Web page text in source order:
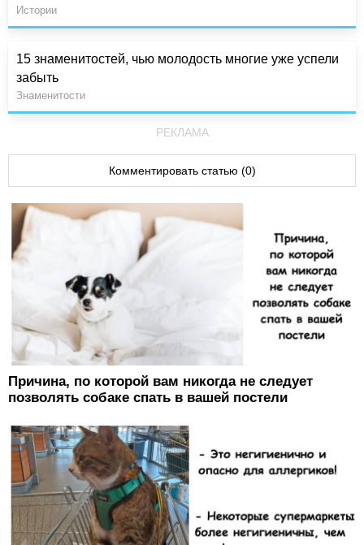
Истории
15 знаменитостей, чью молодость многие уже успели
забыть
Знаменитости
РЕКЛАМА
Комментировать статью (0)
Причина, по которой вам никогда не следует
позволять собаке спать в вашей постели